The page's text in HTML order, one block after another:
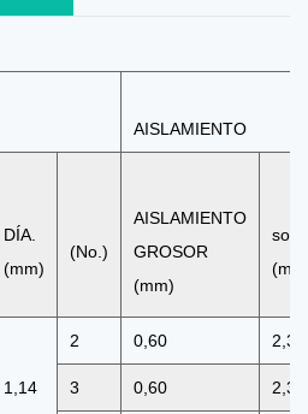
AISLAMIENTO
DÍA.
(mm)
(No.)
AISLAMIENTO
GROSOR
(mm)
1,14
2 0,60 2,35
3 0,60 2,35